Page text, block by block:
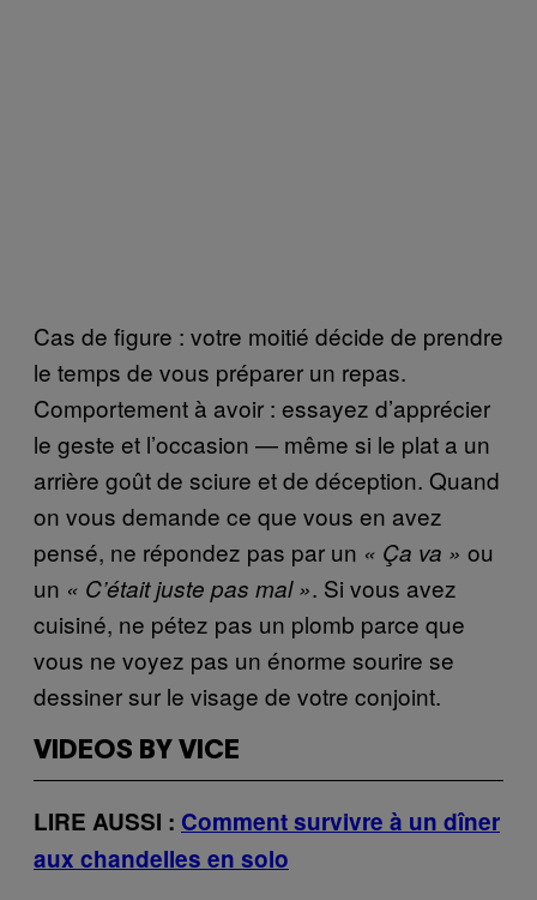
Cas de figure : votre moitié décide de prendre
le temps de vous préparer un repas.
Comportement à avoir : essayez d’apprécier
le geste et l’occasion — même si le plat a un
arrière goût de sciure et de déception. Quand
on vous demande ce que vous en avez
pensé, ne répondez pas par un « Ça va » ou
un « C’était juste pas mal ». Si vous avez
cuisiné, ne pétez pas un plomb parce que
vous ne voyez pas un énorme sourire se
dessiner sur le visage de votre conjoint.
VIDEOS BY VICE
LIRE AUSSI : Comment survivre à un dîner
aux chandelles en solo